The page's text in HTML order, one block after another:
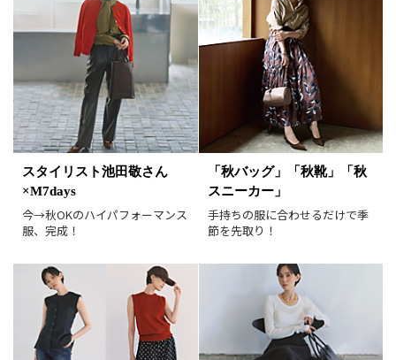
画像小 画像大
表示件数 30件 90件
並び順 おすすめ順
人気順
新着順
価格が安い順
価格が高い順
値下げ実施日順
レビュー高評価順
カラー（複数選択可）
ホワイト ブラック
グレー
スタイリスト池田敬さん
×M7days
今→秋OKのハイパフォーマンス
服、完成！
「秋バッグ」「秋靴」「秋
スニーカー」
手持ちの服に合わせるだけで季
節を先取り！